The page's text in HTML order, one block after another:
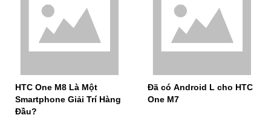
HTC One M8 Là Một
Smartphone Giải Trí Hàng
Đầu?
Đã có Android L cho HTC
One M7